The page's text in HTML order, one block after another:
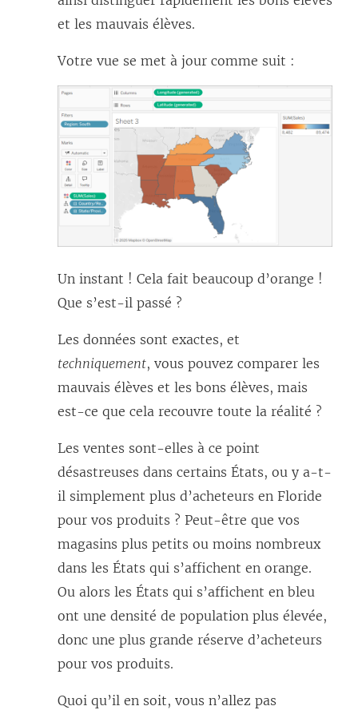
et les mauvais élèves.
Votre vue se met à jour comme suit :
Un instant ! Cela fait beaucoup d’orange !
Que s’est-il passé ?
Les données sont exactes, et
techniquement, vous pouvez comparer les
mauvais élèves et les bons élèves, mais
est-ce que cela recouvre toute la réalité ?
Les ventes sont-elles à ce point
désastreuses dans certains États, ou y a-t-
il simplement plus d’acheteurs en Floride
pour vos produits ? Peut-être que vos
magasins plus petits ou moins nombreux
dans les États qui s’affichent en orange.
Ou alors les États qui s’affichent en bleu
ont une densité de population plus élevée,
donc une plus grande réserve d’acheteurs
pour vos produits.
Quoi qu’il en soit, vous n’allez pas